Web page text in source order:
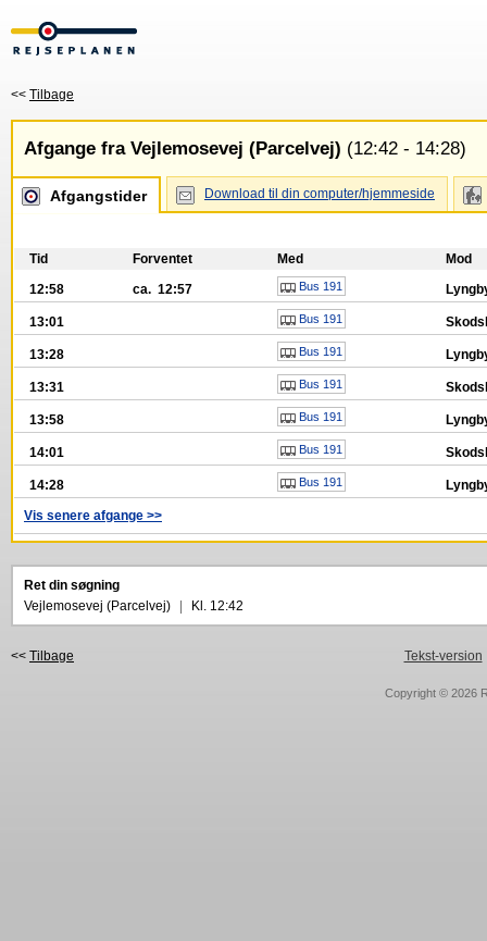
<< Tilbage
Afgange fra Vejlemosevej (Parcelvej) (12:42 - 14:28)
Afgangstider Download til din computer/hjemmeside
Tid Forventet Med
Mod
12:58
ca. 12:57 Bus 191
13:01 Bus 191
13:28 Bus 191
13:31 Bus 191
13:58 Bus 191
14:01 Bus 191
14:28 Bus 191
Vis senere afgange >>
Ret din søgning
Vejlemosevej (Parcelvej)
Kl. 12:42
<< Tilbage Tekst-version
Copyright © 2026